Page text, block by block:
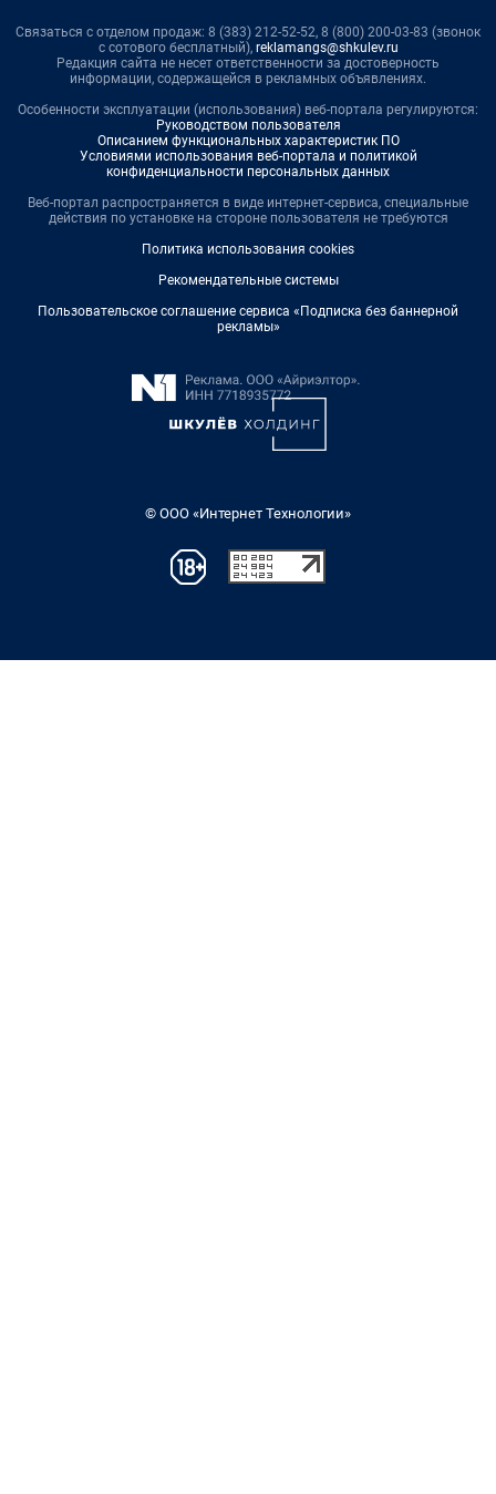
Связаться с отделом продаж: 8 (383) 212-52-52, 8 (800) 200-03-83 (звонок
с сотового бесплатный), reklamangs@shkulev.ru
Редакция сайта не несет ответственности за достоверность
информации, содержащейся в рекламных объявлениях.
Особенности эксплуатации (использования) веб-портала регулируются:
Руководством пользователя
Описанием функциональных характеристик ПО
Условиями использования веб-портала и политикой
конфиденциальности персональных данных
Веб-портал распространяется в виде интернет-сервиса, специальные
действия по установке на стороне пользователя не требуются
Политика использования cookies
Рекомендательные системы
Пользовательское соглашение сервиса «Подписка без баннерной
рекламы»
© ООО «Интернет Технологии»